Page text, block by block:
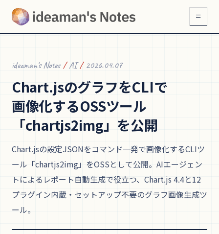
≡
ideaman's Notes / AI / 2026.04.07
Chart.jsのグラフをCLIで
画像化するOSSツール
「chartjs2img」を公開
Chart.jsの設定JSONをコマンド一発で画像化するCLIツ
ール「chartjs2img」をOSSとして公開。AIエージェン
トによるレポート自動生成で役立つ、Chart.js 4.4と12
プラグイン内蔵・セットアップ不要のグラフ画像生成ツ
ール。